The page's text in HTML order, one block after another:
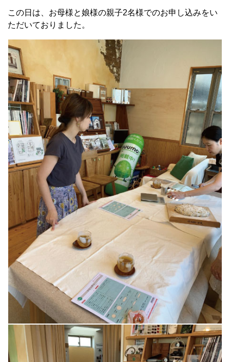
この日は、お母様と娘様の親子2名様でのお申し込みをい
ただいておりました。